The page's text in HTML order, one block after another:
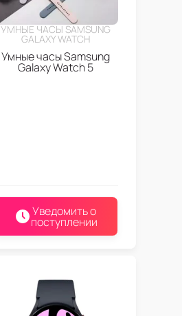
УМНЫЕ ЧАСЫ SAMSUNG
GALAXY WATCH
Умные часы Samsung
Galaxy Watch 5
Уведомить о
поступлении